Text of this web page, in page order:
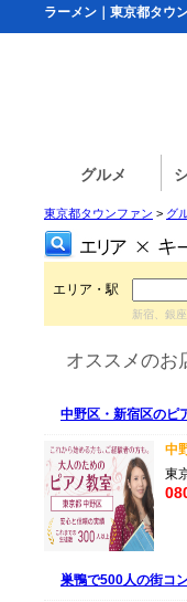
ラーメン｜東京都タウ
グルメ
東京都タウンファン > グ
エリア・駅
新宿、銀
オススメのお
中野区・新宿区のピ
中
東
巣鴨で500人の街コ